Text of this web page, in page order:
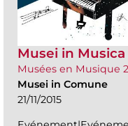
Musei in Musica
Musées en Musique
Musei in Comune
21/11/2015